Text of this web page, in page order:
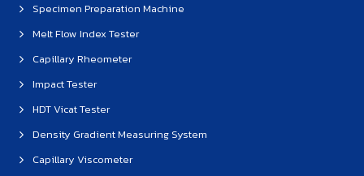
Specimen Preparation Machine
Melt Flow Index Tester
Capillary Rheometer
Impact Tester
HDT Vicat Tester
Density Gradient Measuring System
Capillary Viscometer